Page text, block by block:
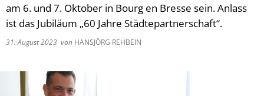
am 6. und 7. Oktober in Bourg en Bresse sein. Anlass
ist das Jubiläum „60 Jahre Städtepartnerschaft“.
31. August 2023 von HANSJÖRG REHBEIN